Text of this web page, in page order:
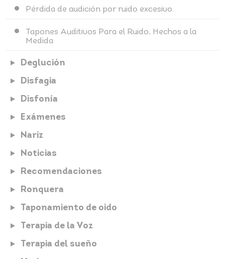
Pérdida de audición por ruido excesivo.
Tapones Auditivos Para el Ruido, Hechos a la
Medida
Deglución
Disfagia
Disfonía
Exámenes
Nariz
Noticias
Recomendaciones
Ronquera
Taponamiento de oido
Terapia de la Voz
Terapia del sueño